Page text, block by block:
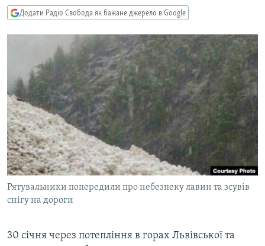
пошуку
СВІТ
ТИ ЯК?
КИТАЙ.ВИКЛИКИ
МУЛЬТИМЕДІА
ФОТО
СПЕЦПРОЄКТИ
ПОДКАСТИ
КРИМ РЕАЛІЇ
РУС
КТАТ
Додати Радіо Свобода як бажане джерело в Google
Рятувальники попередили про небезпеку лавин та зсувів
снігу на дороги
30 січня через потепління в горах Львівської та